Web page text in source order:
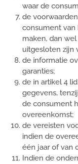
waar de
de
consument van
maken, dan
uitgesloten zijn
de informatie
garanties;
de in artikel 4
gegevens,
de consument
overeenkomst;
de vereisten
indien de
één jaar of van
Indien de